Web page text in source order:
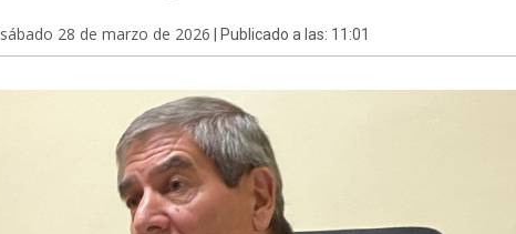
sábado 28 de marzo de 2026 | Publicado a las: 11:01